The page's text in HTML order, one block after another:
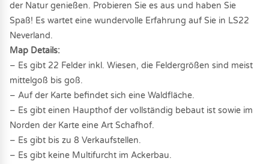
der Natur genießen. Probieren Sie es aus und haben Sie
Spaß! Es wartet eine wundervolle Erfahrung auf Sie in LS22
Neverland.
Map Details:
– Es gibt 22 Felder inkl. Wiesen, die Feldergrößen sind meist
mittelgoß bis goß.
– Auf der Karte befindet sich eine Waldfläche.
– Es gibt einen Haupthof der vollständig bebaut ist sowie im
Norden der Karte eine Art Schafhof.
– Es gibt bis zu 8 Verkaufstellen.
– Es gibt keine Multifurcht im Ackerbau.